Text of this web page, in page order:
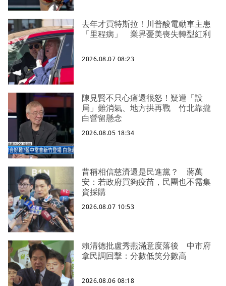
去年才買特斯拉！川普酸電動車主患
「里程病」 業界憂美喪失轉型紅利
2026.08.07 08:23
陳見賢不只心痛還很怒！疑遭「設
局」難消氣、地方拱再戰 竹北靠攏
白營留懸念
2026.08.05 18:34
昔稱相信慈濟還是民進黨？ 蔣萬
安：若政府買夠疫苗，民團也不需集
資採購
2026.08.07 10:53
賴清德批盧秀燕滿意度落後 中市府
拿民調回擊：分數低笑分數高
2026.08.06 08:18